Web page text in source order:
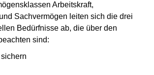
Arbeitskraft,
Sachvermögen leiten sich die drei
Bedürfnisse ab, die über den
sind: